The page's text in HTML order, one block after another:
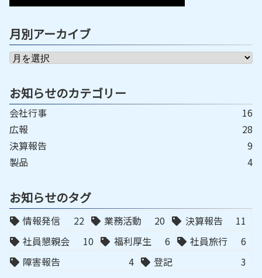
月別アーカイブ
お知らせのカテゴリー
会社行事
16
広報
28
決算報告
9
製品
4
お知らせのタグ
情報発信 22 業務活動 20 決算報告
11
社員懇親会
10 福利厚生 6 社員旅行
6
障害報告
4 登記 3